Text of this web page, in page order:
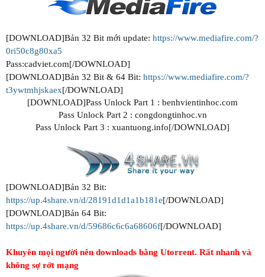
[DOWNLOAD]Bản 32 Bit mới update: https://www.mediafire.com/?
0ri50c8g80xa5
Pass:cadviet.com[/DOWNLOAD]
[DOWNLOAD]Bản 32 Bit & 64 Bit: https://www.mediafire.com/?
t3ywtmhjskaex[/DOWNLOAD]
[DOWNLOAD]Pass Unlock Part 1 : benhvientinhoc.com
Pass Unlock Part 2 : congdongtinhoc.vn
Pass Unlock Part 3 : xuantuong.info[/DOWNLOAD]
[DOWNLOAD]Bản 32 Bit:
https://up.4share.vn/d/28191d1d1a1b181e[/DOWNLOAD]
[DOWNLOAD]Bản 64 Bit:
https://up.4share.vn/d/59686c6c6a68606f[/DOWNLOAD]
Khuyên mọi người nên downloads bằng Utorrent. Rất nhanh và
không sợ rớt mạng